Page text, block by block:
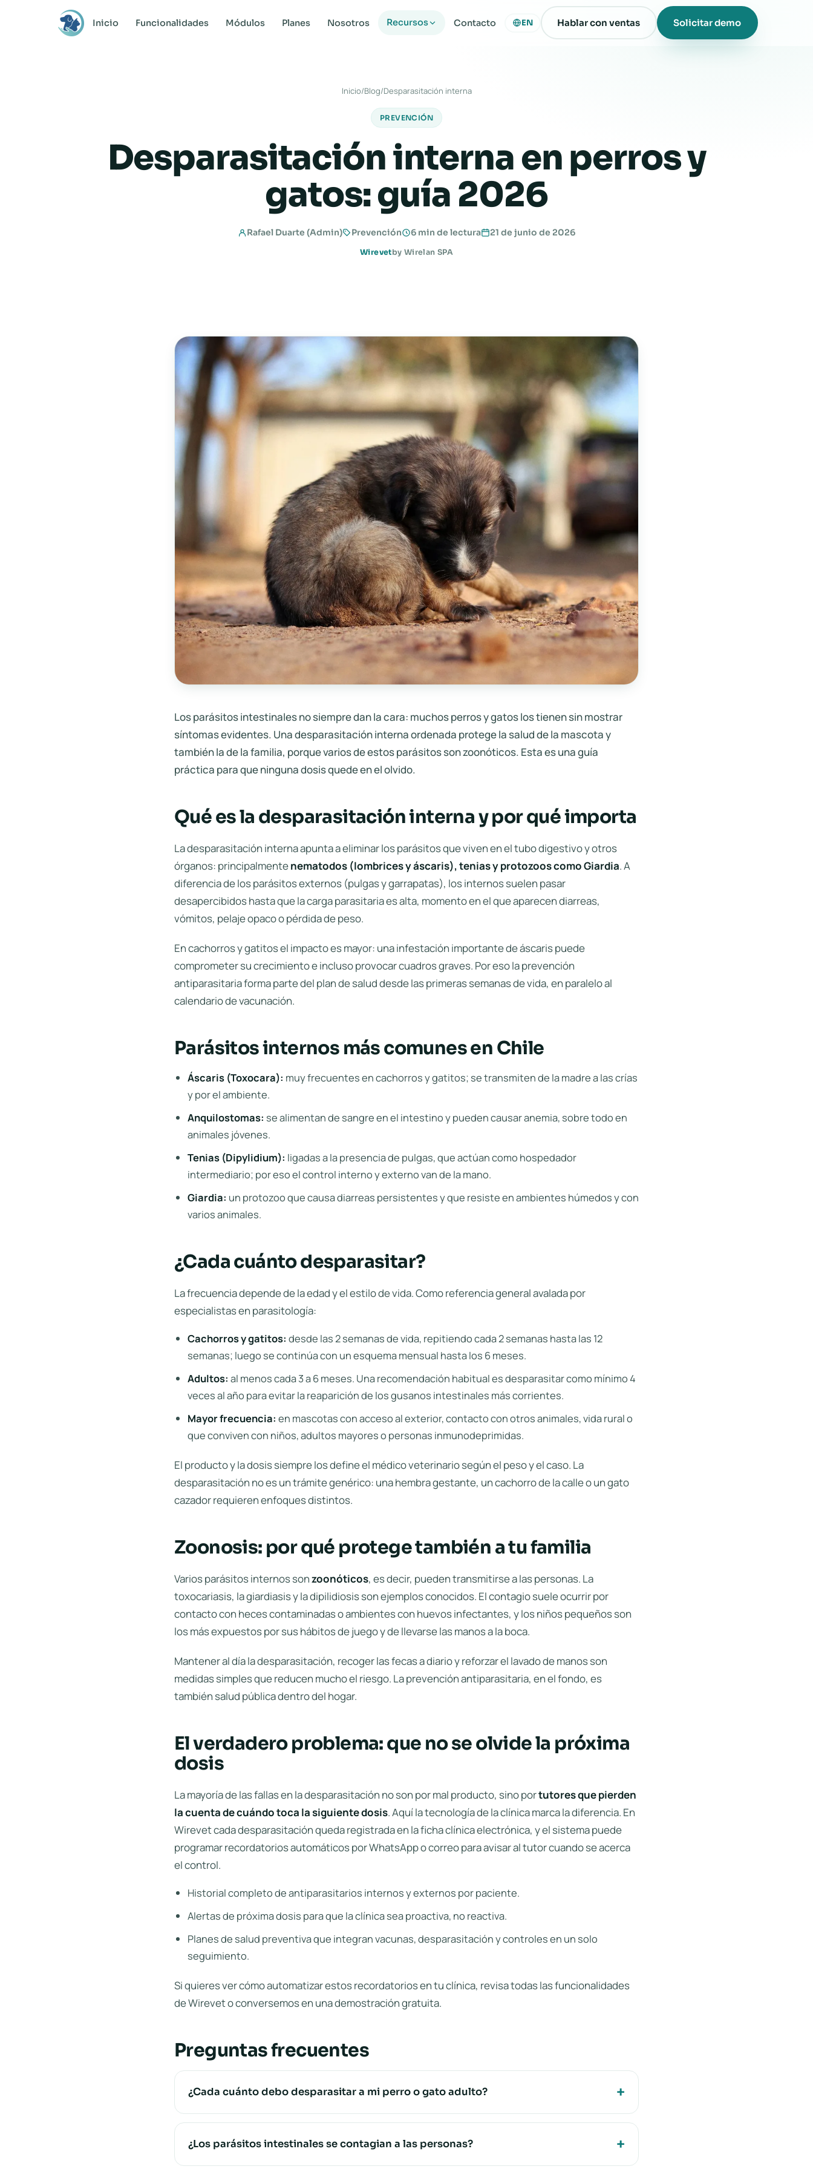
Inicio Funcionalidades Módulos Planes Nosotros Recursos Contacto EN Hablar con ventas Solicitar demo
Inicio/Blog/Desparasitación interna
PREVENCIÓN
Desparasitación interna en perros y
gatos: guía 2026
Rafael Duarte (Admin) Prevención 6 min de lectura 21 de junio de 2026
Wirevetby Wirelan SPA
Los parásitos intestinales no siempre dan la cara: muchos perros y gatos los tienen sin mostrar
síntomas evidentes. Una desparasitación interna ordenada protege la salud de la mascota y
también la de la familia, porque varios de estos parásitos son zoonóticos. Esta es una guía
práctica para que ninguna dosis quede en el olvido.
Qué es la desparasitación interna y por qué importa
La desparasitación interna apunta a eliminar los parásitos que viven en el tubo digestivo y otros
órganos: principalmentenematodos (lombrices y áscaris), tenias y protozoos como Giardia. A
diferencia de los parásitos externos (pulgas y garrapatas), los internos suelen pasar
desapercibidos hasta que la carga parasitaria es alta, momento en el que aparecen diarreas,
vómitos, pelaje opaco o pérdida de peso.
En cachorros y gatitos el impacto es mayor: una infestación importante de áscaris puede
comprometer su crecimiento e incluso provocar cuadros graves. Por eso la prevención
antiparasitaria forma parte del plan de salud desde las primeras semanas de vida, en paralelo al
calendario de vacunación.
Parásitos internos más comunes en Chile
Áscaris (Toxocara): muy frecuentes en cachorros y gatitos; se transmiten de la madre a las crías
y por el ambiente.
Anquilostomas: se alimentan de sangre en el intestino y pueden causar anemia, sobre todo en
animales jóvenes.
Tenias (Dipylidium): ligadas a la presencia de pulgas, que actúan como hospedador
intermediario; por eso el control interno y externo van de la mano.
Giardia: un protozoo que causa diarreas persistentes y que resiste en ambientes húmedos y con
varios animales.
¿Cada cuánto desparasitar?
La frecuencia depende de la edad y el estilo de vida. Como referencia general avalada por
especialistas en parasitología:
Cachorros y gatitos: desde las 2 semanas de vida, repitiendo cada 2 semanas hasta las 12
semanas; luego se continúa con un esquema mensual hasta los 6 meses.
Adultos: al menos cada 3 a 6 meses. Una recomendación habitual es desparasitar como mínimo 4
veces al año para evitar la reaparición de los gusanos intestinales más corrientes.
Mayor frecuencia: en mascotas con acceso al exterior, contacto con otros animales, vida rural o
que conviven con niños, adultos mayores o personas inmunodeprimidas.
El producto y la dosis siempre los define el médico veterinario según el peso y el caso. La
desparasitación no es un trámite genérico: una hembra gestante, un cachorro de la calle o un gato
cazador requieren enfoques distintos.
Zoonosis: por qué protege también a tu familia
Varios parásitos internos sonzoonóticos, es decir, pueden transmitirse a las personas. La
toxocariasis, la giardiasis y la dipilidiosis son ejemplos conocidos. El contagio suele ocurrir por
contacto con heces contaminadas o ambientes con huevos infectantes, y los niños pequeños son
los más expuestos por sus hábitos de juego y de llevarse las manos a la boca.
Mantener al día la desparasitación, recoger las fecas a diario y reforzar el lavado de manos son
medidas simples que reducen mucho el riesgo. La prevención antiparasitaria, en el fondo, es
también salud pública dentro del hogar.
El verdadero problema: que no se olvide la próxima
dosis
La mayoría de las fallas en la desparasitación no son por mal producto, sino portutores que pierden
la cuenta de cuándo toca la siguiente dosis. Aquí la tecnología de la clínica marca la diferencia. En
Wirevet cada desparasitación queda registrada en laficha clínica electrónica, y el sistema puede
programarrecordatorios automáticospor WhatsApp o correo para avisar al tutor cuando se acerca
el control.
Historial completo de antiparasitarios internos y externos por paciente.
Alertas de próxima dosis para que la clínica sea proactiva, no reactiva.
Planes de salud preventiva que integran vacunas, desparasitación y controles en un solo
seguimiento.
Si quieres ver cómo automatizar estos recordatorios en tu clínica, revisa todas lasfuncionalidades
de Wireveto conversemos en unademostración gratuita.
Preguntas frecuentes
¿Cada cuánto debo desparasitar a mi perro o gato adulto?
¿Los parásitos intestinales se contagian a las personas?